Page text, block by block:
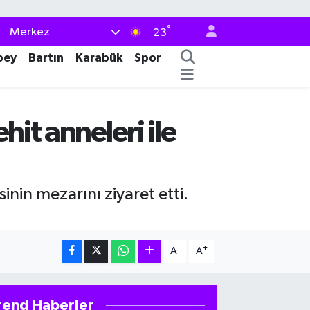
Merkez 23°
Bartın Karabük
Spor
anneleri ile
mezarını ziyaret etti.
A- A+
Haberler